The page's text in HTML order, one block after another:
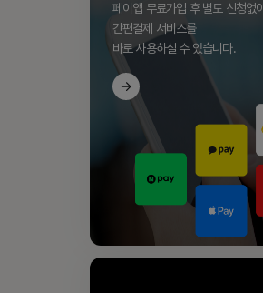
페이앱 무료가입 후 별도 신청없이
간편결제 서비스를
바로 사용하실 수 있습니다.